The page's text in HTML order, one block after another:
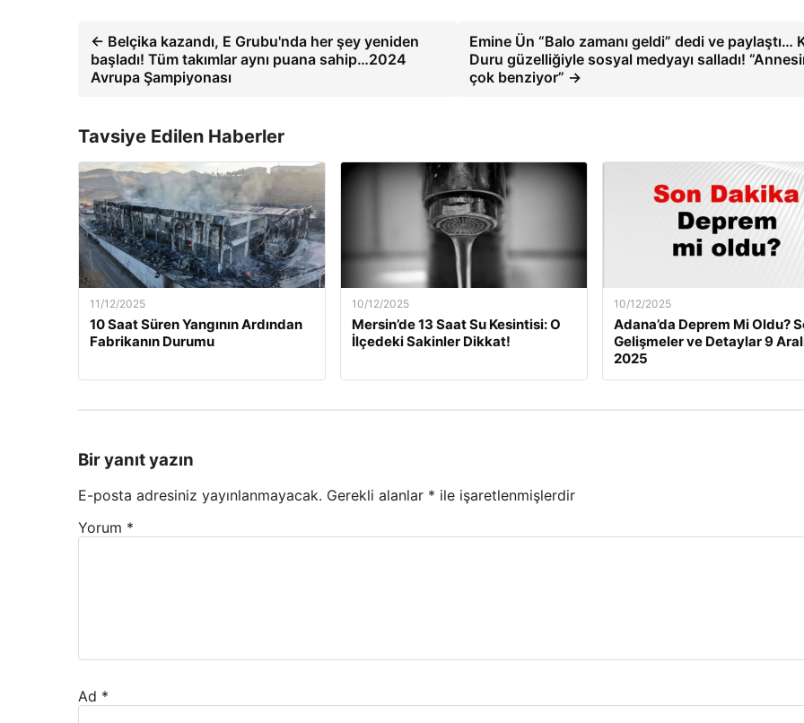
← Belçika kazandı, E Grubu'nda her şey yeniden
başladı! Tüm takımlar aynı puana sahip…2024
Avrupa Şampiyonası
Emine Ün “Balo zamanı geldi” dedi ve paylaştı…
Duru güzelliğiyle sosyal medyayı salladı!
çok benziyor” →
Tavsiye Edilen Haberler
11/12/2025
10 Saat Süren Yangının Ardından
Fabrikanın Durumu
10/12/2025
Mersin’de 13 Saat Su Kesintisi: O
İlçedeki Sakinler Dikkat!
10/12/2025
Adana’da Deprem Mi Oldu?
Gelişmeler ve Detaylar 9
2025
Bir yanıt yazın
E-posta adresiniz yayınlanmayacak. Gerekli alanlar * ile işaretlenmişlerdir
Yorum *
Ad *